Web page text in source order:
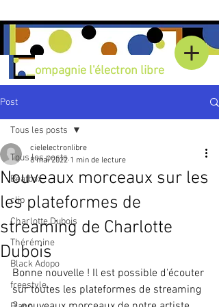
Compagnie l'électron libre
Post
Tous les posts
Beatbox
clip
Charlotte Dubois
Thérémine
Black Adopo
freestyle
Tous les posts
Nouveaux morceaux sur les
les plateformes de
streaming de Charlotte
Dubois
cielelectronlibre
8 mai 2022 1 min de lecture
Bonne nouvelle ! Il est possible d'écouter
sur toutes les plateformes de streaming